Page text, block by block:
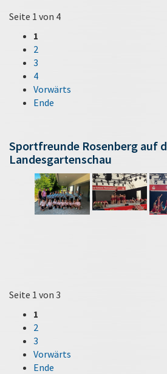
Seite 1 von 4
1
2
3
4
Vorwärts
Ende
Sportfreunde Rosenberg auf
Landesgartenschau
Seite 1 von 3
1
2
3
Vorwärts
Ende